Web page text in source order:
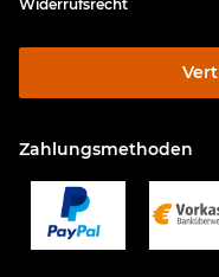
Widerrufsrecht
Zahlungsmethoden